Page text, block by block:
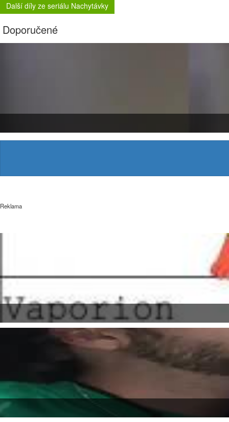
Další díly ze seriálu Nachytávky
Doporučené
Reklama